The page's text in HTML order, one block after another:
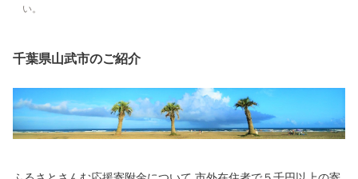
い。
千葉県山武市のご紹介